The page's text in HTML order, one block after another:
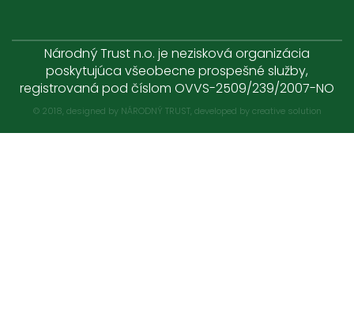
Národný Trust n.o. je nezisková organizácia
poskytujúca všeobecne prospešné služby,
registrovaná pod číslom OVVS-2509/239/2007-NO
© 2018, designed by NÁRODNÝ TRUST, developed bycreative solution